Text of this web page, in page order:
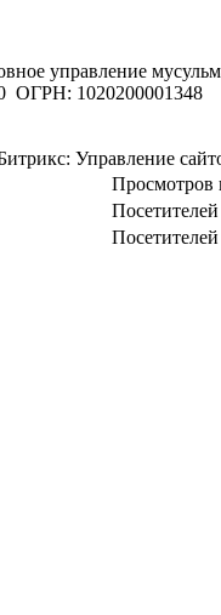
управление
ОГРН: 1020200001348
Управление
Просмотров
Посетителей